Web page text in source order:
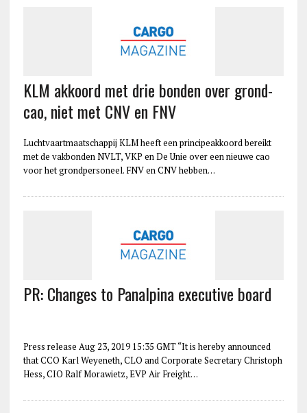
KLM akkoord met drie bonden over grond-
cao, niet met CNV en FNV
Luchtvaartmaatschappij KLM heeft een principeakkoord bereikt
met de vakbonden NVLT, VKP en De Unie over een nieuwe cao
voor het grondpersoneel. FNV en CNV hebben…
PR: Changes to Panalpina executive board
Press release Aug 23, 2019 15:35 GMT “It is hereby announced
that CCO Karl Weyeneth, CLO and Corporate Secretary Christoph
Hess, CIO Ralf Morawietz, EVP Air Freight…